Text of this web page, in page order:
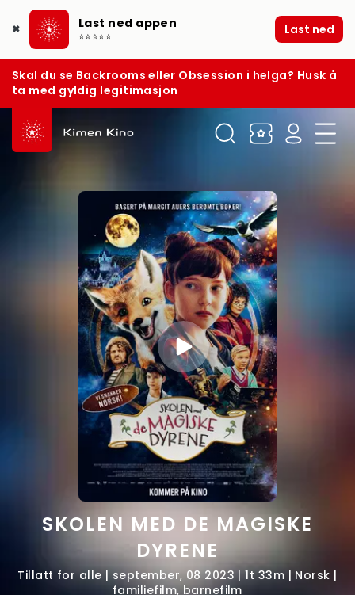
✖ Last ned appen
⭐⭐⭐⭐⭐ Last ned
Skal du se Backrooms eller Obsession i helga? Husk å
ta med gyldig legitimasjon
SKOLEN MED DE MAGISKE
DYRENE
Tillatt for alle | september, 08 2023 | 1t 33m | Norsk |
familiefilm, barnefilm